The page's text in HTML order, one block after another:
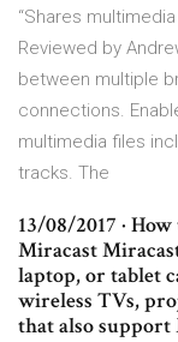
‘‘Shares
Reviewed by
between multiple
connections.
multimedia files
tracks. The
13/08/2017 ·
Miracast
laptop, or tablet
wireless TVs,
that also support